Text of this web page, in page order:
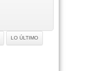
LO ÚLTIMO